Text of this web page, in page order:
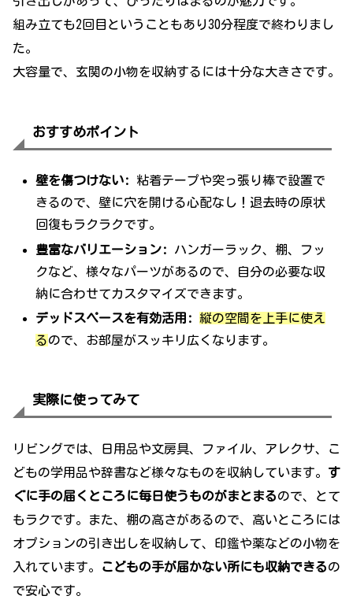
組み立ても2回目ということもあり30分程度で終わりまし
た。
大容量で、玄関の小物を収納するには十分な大きさです。
おすすめポイント
壁を傷つけない:
粘着テープや突っ張り棒で設置で
きるので、壁に穴を開ける心配なし！退去時の原状
回復もラクラクです。
豊富なバリエーション:
ハンガーラック、棚、フッ
クなど、様々なパーツがあるので、自分の必要な収
納に合わせてカスタマイズできます。
デッドスペースを有効活用:
縦の空間を上手に使え
るので、お部屋がスッキリ広くなります。
実際に使ってみて
リビングでは、日用品や文房具、ファイル、アレクサ、こ
どもの学用品や辞書など様々なものを収納しています。 す
ぐに手の届くところに毎日使うものがまとまるので、とて
もラクです。また、棚の高さがあるので、高いところには
オプションの引き出しを収納して、印鑑や薬などの小物を
入れています。
こどもの手が届かない所にも収納できるの
で安心です。